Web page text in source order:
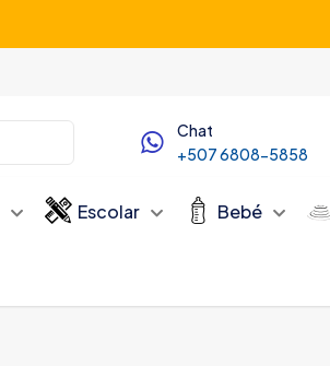
Chat
+507 6808-5858
Escolar Bebé